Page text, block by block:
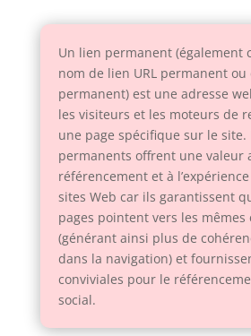
Un lien permanent (également
nom de lien URL permanent ou
permanent) est une adresse
les visiteurs et les moteurs de
une page spécifique sur le site.
permanents offrent une valeur
référencement et à
sites Web car ils garantissent
pages pointent vers les mêmes
(générant ainsi plus de
dans la navigation) et
conviviales pour le
social.